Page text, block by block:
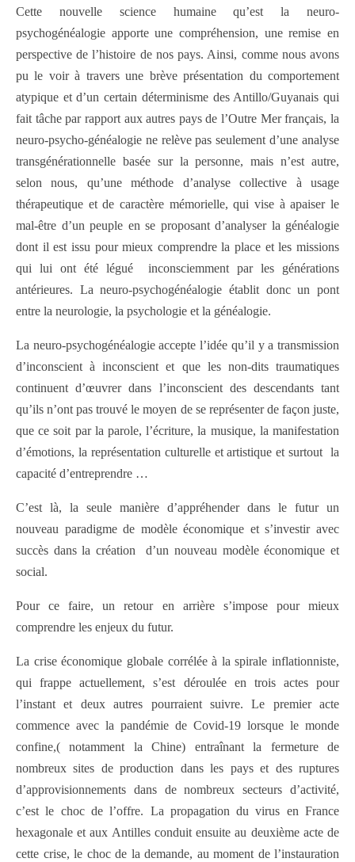
Cette nouvelle science humaine qu’est la neuro-
psychogénéalogie apporte une compréhension, une remise en
perspective de l’histoire de nos pays. Ainsi, comme nous avons
pu le voir à travers une brève présentation du comportement
atypique et d’un certain déterminisme des Antillo/Guyanais qui
fait tâche par rapport aux autres pays de l’Outre Mer français, la
neuro-psycho-généalogie ne relève pas seulement d’une analyse
transgénérationnelle basée sur la personne, mais n’est autre,
selon nous, qu’une méthode d’analyse collective à usage
thérapeutique et de caractère mémorielle, qui vise à apaiser le
mal-être d’un peuple en se proposant d’analyser la généalogie
dont il est issu pour mieux comprendre la place et les missions
qui lui ont été légué inconsciemment par les générations
antérieures. La neuro-psychogénéalogie établit donc un pont
entre la neurologie, la psychologie et la généalogie.
La neuro-psychogénéalogie accepte l’idée qu’il y a transmission
d’inconscient à inconscient et que les non-dits traumatiques
continuent d’œuvrer dans l’inconscient des descendants tant
qu’ils n’ont pas trouvé le moyen de se représenter de façon juste,
que ce soit par la parole, l’écriture, la musique, la manifestation
d’émotions, la représentation culturelle et artistique et surtout la
capacité d’entreprendre …
C’est là, la seule manière d’appréhender dans le futur un
nouveau paradigme de modèle économique et s’investir avec
succès dans la création d’un nouveau modèle économique et
social.
Pour ce faire, un retour en arrière s’impose pour mieux
comprendre les enjeux du futur.
La crise économique globale corrélée à la spirale inflationniste,
qui frappe actuellement, s’est déroulée en trois actes pour
l’instant et deux autres pourraient suivre. Le premier acte
commence avec la pandémie de Covid-19 lorsque le monde
confine,( notamment la Chine) entraînant la fermeture de
nombreux sites de production dans les pays et des ruptures
d’approvisionnements dans de nombreux secteurs d’activité,
c’est le choc de l’offre. La propagation du virus en France
hexagonale et aux Antilles conduit ensuite au deuxième acte de
cette crise, le choc de la demande, au moment de l’instauration